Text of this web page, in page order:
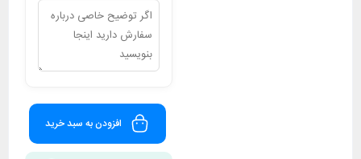
افزودن به سبد خرید